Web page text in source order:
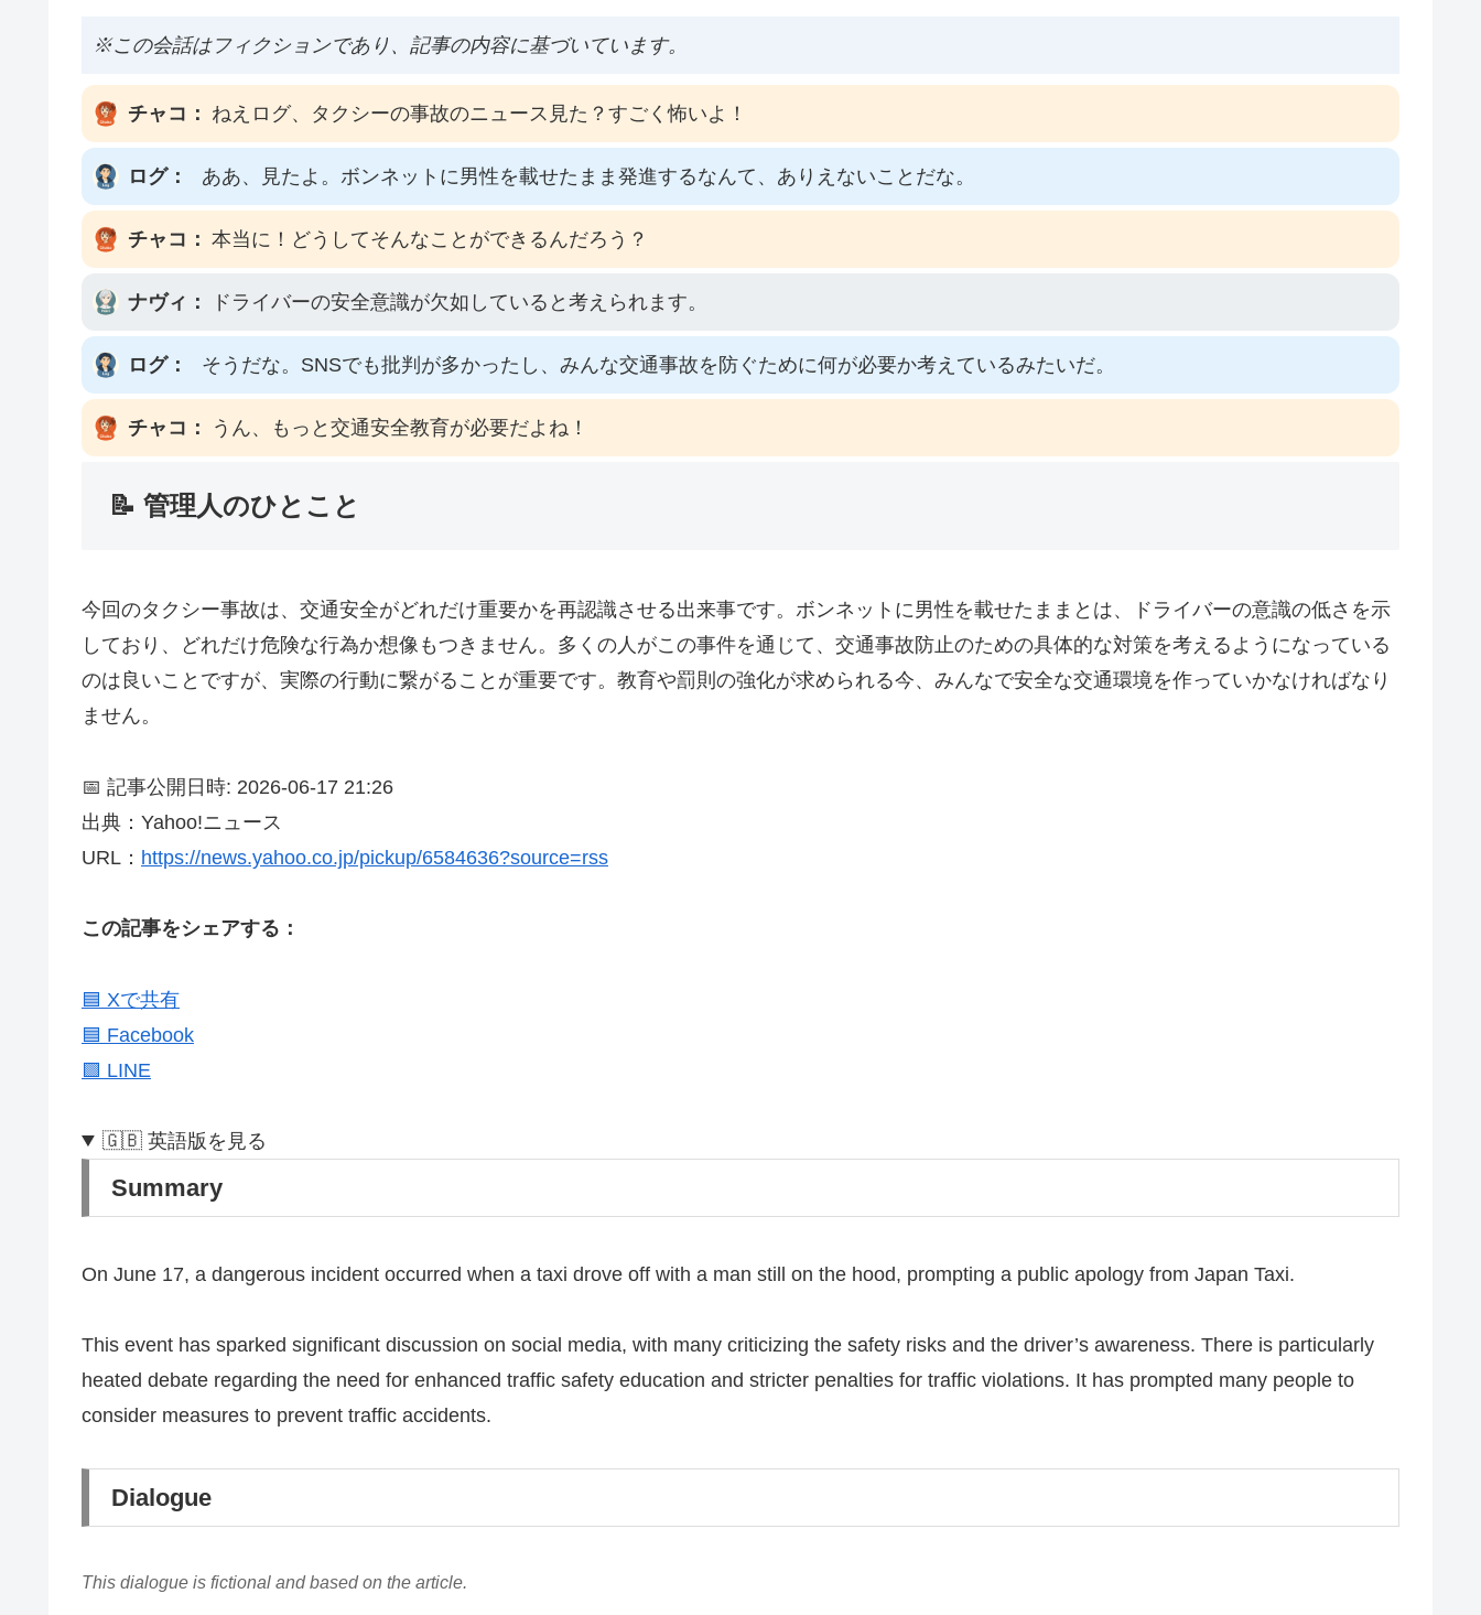
※この会話はフィクションであり、記事の内容に基づいています。
チャコ： ねえログ、タクシーの事故のニュース見た？すごく怖いよ！
ログ： ああ、見たよ。ボンネットに男性を載せたまま発進するなんて、ありえないことだな。
チャコ： 本当に！どうしてそんなことができるんだろう？
ナヴィ： ドライバーの安全意識が欠如していると考えられます。
ログ： そうだな。SNSでも批判が多かったし、みんな交通事故を防ぐために何が必要か考えているみたいだ。
チャコ： うん、もっと交通安全教育が必要だよね！
📝 管理人のひとこと
今回のタクシー事故は、交通安全がどれだけ重要かを再認識させる出来事です。ボンネットに男性を載せたままとは、ドライバーの意識の低さを示
しており、どれだけ危険な行為か想像もつきません。多くの人がこの事件を通じて、交通事故防止のための具体的な対策を考えるようになっている
のは良いことですが、実際の行動に繋がることが重要です。教育や罰則の強化が求められる今、みんなで安全な交通環境を作っていかなければなり
ません。
📅 記事公開日時: 2026-06-17 21:26
出典：Yahoo!ニュース
URL： https://news.yahoo.co.jp/pickup/6584636?source=rss
この記事をシェアする：
🟦 Xで共有
🟦 Facebook
🟩 LINE
🇬🇧 英語版を見る
Summary
On June 17, a dangerous incident occurred when a taxi drove off with a man still on the hood, prompting a public apology from Japan Taxi.
This event has sparked significant discussion on social media, with many criticizing the safety risks and the driver’s awareness. There is particularly
heated debate regarding the need for enhanced traffic safety education and stricter penalties for traffic violations. It has prompted many people to
consider measures to prevent traffic accidents.
Dialogue
This dialogue is fictional and based on the article.